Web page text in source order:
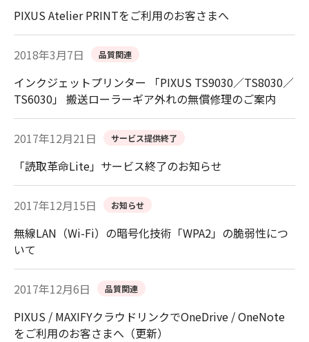
PIXUS Atelier PRINTをご利用のお客さまへ
2018年3月7日 品質関連
インクジェットプリンター 「PIXUS TS9030／TS8030／
TS6030」 搬送ローラーギア外れの無償修理のご案内
2017年12月21日 サービス提供終了
「読取革命Lite」サービス終了のお知らせ
2017年12月15日 お知らせ
無線LAN（Wi-Fi）の暗号化技術「WPA2」の脆弱性につ
いて
2017年12月6日 品質関連
PIXUS / MAXIFYクラウドリンクでOneDrive / OneNote
をご利用のお客さまへ（更新）